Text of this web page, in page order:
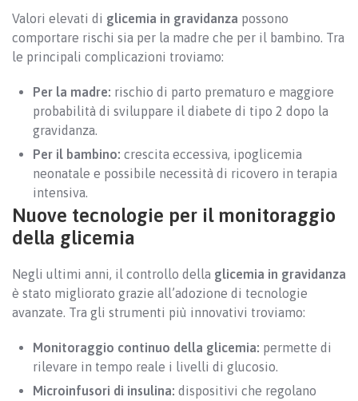
Valori elevati di glicemia in gravidanza possono
comportare rischi sia per la madre che per il bambino. Tra
le principali complicazioni troviamo:
Per la madre: rischio di parto prematuro e maggiore
probabilità di sviluppare il diabete di tipo 2 dopo la
gravidanza.
Per il bambino: crescita eccessiva, ipoglicemia
neonatale e possibile necessità di ricovero in terapia
intensiva.
Nuove tecnologie per il monitoraggio
della glicemia
Negli ultimi anni, il controllo della glicemia in gravidanza
è stato migliorato grazie all’adozione di tecnologie
avanzate. Tra gli strumenti più innovativi troviamo:
Monitoraggio continuo della glicemia: permette di
rilevare in tempo reale i livelli di glucosio.
Microinfusori di insulina: dispositivi che regolano